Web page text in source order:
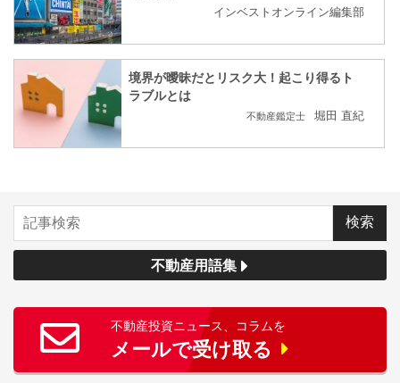
インベストオンライン編集部
境界が曖昧だとリスク大！起こり得るト
ラブルとは
不動産鑑定士 堀田 直紀
不動産用語集
不動産投資ニュース、コラムを
メールで受け取る